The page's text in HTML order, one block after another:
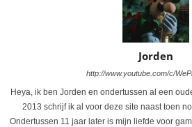
Jorden
http://www.youtube.com/c/
Heya, ik ben Jorden en ondertussen al een
2013 schrijf ik al voor deze site naast toen
Ondertussen 11 jaar later is mijn liefde voor